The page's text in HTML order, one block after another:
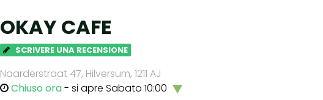
OKAY CAFE
SCRIVERE UNA RECENSIONE
Naarderstraat 47, Hilversum, 1211 AJ
Chiuso ora- si apre Sabato 10:00